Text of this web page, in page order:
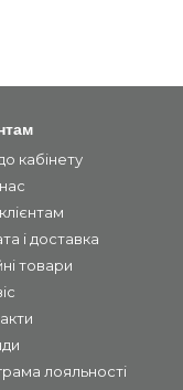
кабінету
і доставка
товари
лояльності